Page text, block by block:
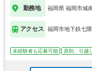
勤務地 福岡県 福岡市城
アクセス 福岡市地下鉄七
未経験者も応募可能 原則、引越